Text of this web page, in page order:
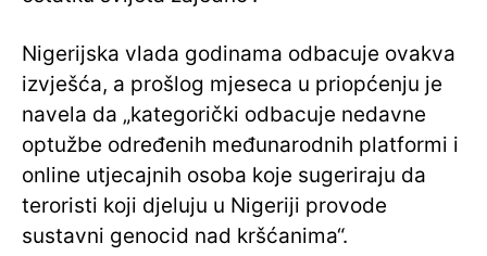
Nigerijska vlada godinama odbacuje ovakva
izvješća, a prošlog mjeseca u priopćenju je
navela da „kategorički odbacuje nedavne
optužbe određenih međunarodnih platformi i
online utjecajnih osoba koje sugeriraju da
teroristi koji djeluju u Nigeriji provode
sustavni genocid nad kršćanima“.